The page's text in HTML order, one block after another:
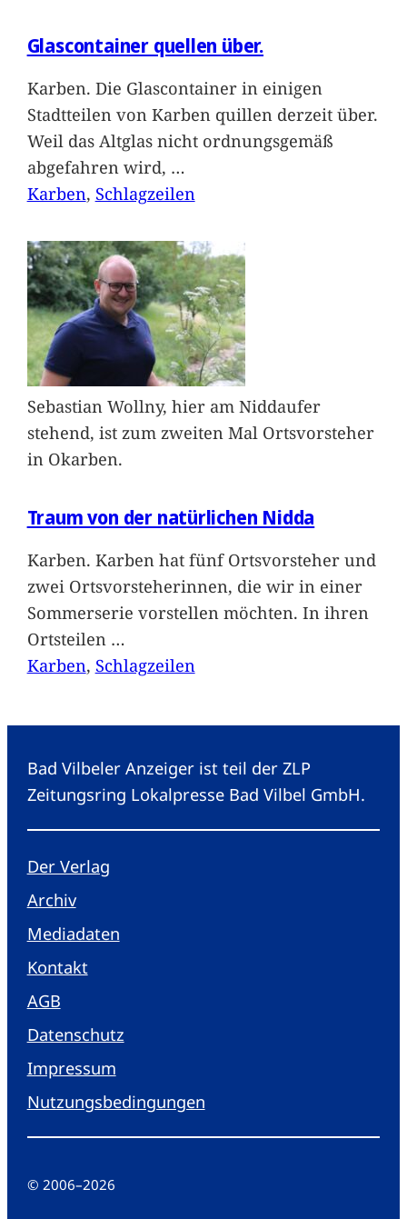
Glascontainer quellen über.
Karben. Die Glascontainer in einigen
Stadtteilen von Karben quillen derzeit über.
Weil das Altglas nicht ordnungsgemäß
abgefahren wird, …
Karben, Schlagzeilen
Sebastian Wollny, hier am Niddaufer
stehend, ist zum zweiten Mal Ortsvorsteher
in Okarben.
Traum von der natürlichen Nidda
Karben. Karben hat fünf Ortsvorsteher und
zwei Ortsvorsteherinnen, die wir in einer
Sommerserie vorstellen möchten. In ihren
Ortsteilen …
Karben, Schlagzeilen
Bad Vilbeler Anzeiger ist teil der ZLP
Zeitungsring Lokalpresse Bad Vilbel GmbH.
Der Verlag
Archiv
Mediadaten
Kontakt
AGB
Datenschutz
Impressum
Nutzungsbedingungen
© 2006–2026